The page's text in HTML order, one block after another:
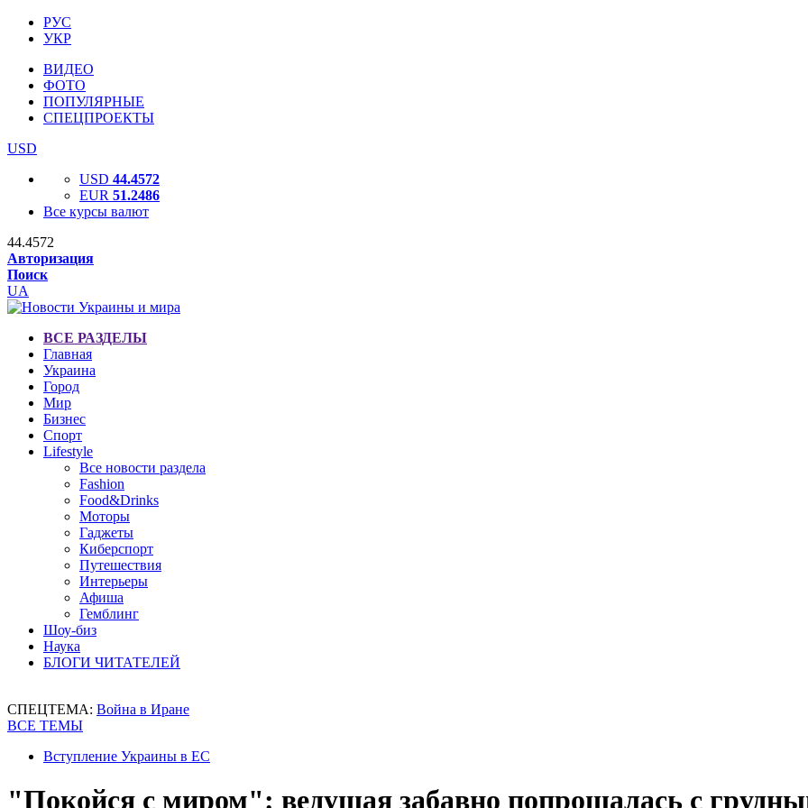
РУС
УКР
ВИДЕО
ФОТО
ПОПУЛЯРНЫЕ
СПЕЦПРОЕКТЫ
USD
USD 44.4572
EUR 51.2486
Все курсы валют
44.4572
Авторизация
Поиск
UA
ВСЕ РАЗДЕЛЫ
Главная
Украина
Город
Мир
Бизнес
Спорт
Lifestyle
Все новости раздела
Fashion
Food&Drinks
Моторы
Гаджеты
Киберспорт
Путешествия
Интерьеры
Афиша
Гемблинг
Шоу-биз
Наука
БЛОГИ ЧИТАТЕЛЕЙ
СПЕЦТЕМА: Война в Иране
ВСЕ ТЕМЫ
Вступление Украины в ЕС
"Покойся с миром": ведущая забавно попрощалась с